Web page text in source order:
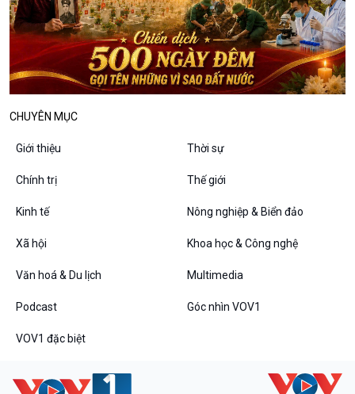
Chuyện đêm
Chân dung cuộc sống
CHUYÊN MỤC
Giới thiệu Thời sự
Chính trị Thế giới
Kinh tế Nông nghiệp & Biển đảo
Xã hội Khoa học & Công nghệ
Văn hoá & Du lịch Multimedia
Podcast Góc nhìn VOV1
VOV1 đặc biệt